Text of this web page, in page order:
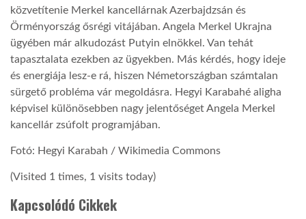
közvetítenie Merkel kancellárnak Azerbajdzsán és
Örményország ősrégi vitájában. Angela Merkel Ukrajna
ügyében már alkudozást Putyin elnökkel. Van tehát
tapasztalata ezekben az ügyekben. Más kérdés, hogy ideje
és energiája lesz-e rá, hiszen Németországban számtalan
sürgető probléma vár megoldásra. Hegyi Karabahé aligha
képvisel különösebben nagy jelentőséget Angela Merkel
kancellár zsúfolt programjában.
Fotó: Hegyi Karabah / Wikimedia Commons
(Visited 1 times, 1 visits today)
Kapcsolódó Cikkek